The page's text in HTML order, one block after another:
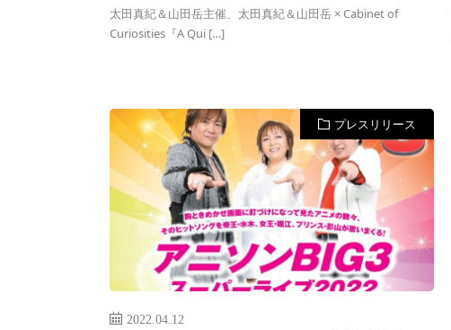
太田真紀＆山田岳主催、太田真紀＆山田岳 × Cabinet of
Curiosities『A Qui […]
プレスリリース
2022.04.12